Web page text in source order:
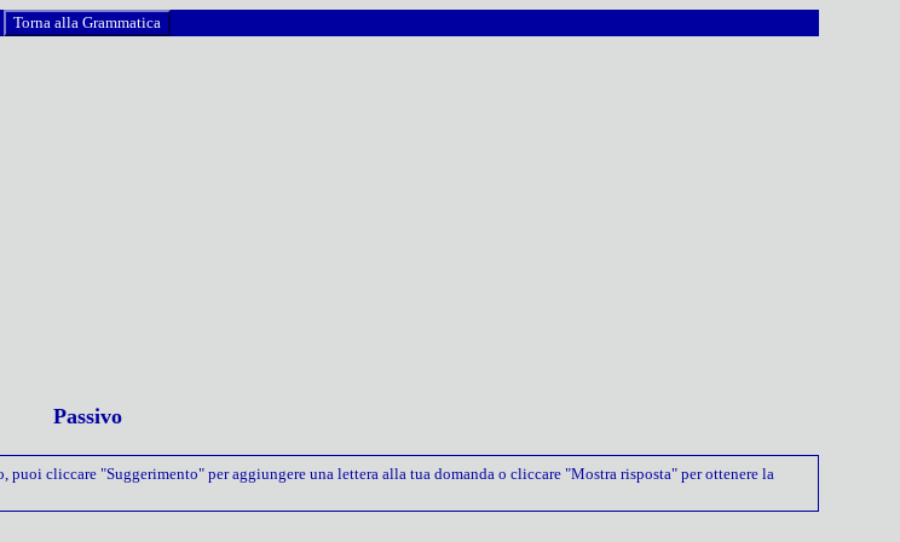
Torna alla Grammatica
Passivo
cliccare "Suggerimento" per aggiungere una lettera alla tua domanda o cliccare "Mostra risposta" per ottenere la